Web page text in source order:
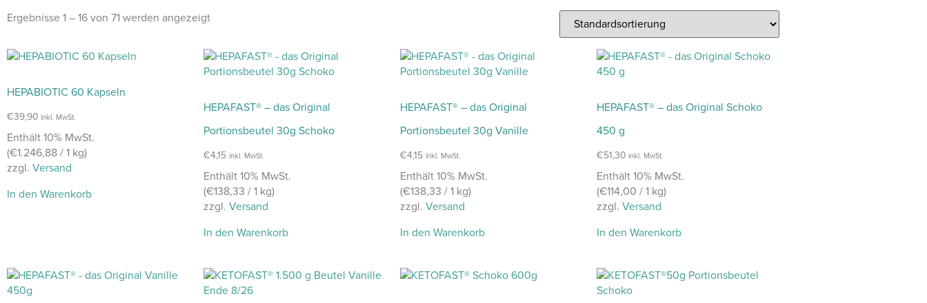
Ergebnisse 1 – 16 von 71 werden angezeigt
HEPABIOTIC 60 Kapseln
€39,90 inkl. MwSt.
Enthält 10% MwSt.
(€1.246,88 / 1 kg)
zzgl. Versand
In den Warenkorb
HEPAFAST® – das Original
Portionsbeutel 30g Schoko
€4,15 inkl. MwSt.
Enthält 10% MwSt.
(€138,33 / 1 kg)
zzgl. Versand
In den Warenkorb
HEPAFAST® – das Original
Portionsbeutel 30g Vanille
€4,15 inkl. MwSt.
Enthält 10% MwSt.
(€138,33 / 1 kg)
zzgl. Versand
In den Warenkorb
HEPAFAST® – das Original Schoko
450 g
€51,30 inkl. MwSt.
Enthält 10% MwSt.
(€114,00 / 1 kg)
zzgl. Versand
In den Warenkorb